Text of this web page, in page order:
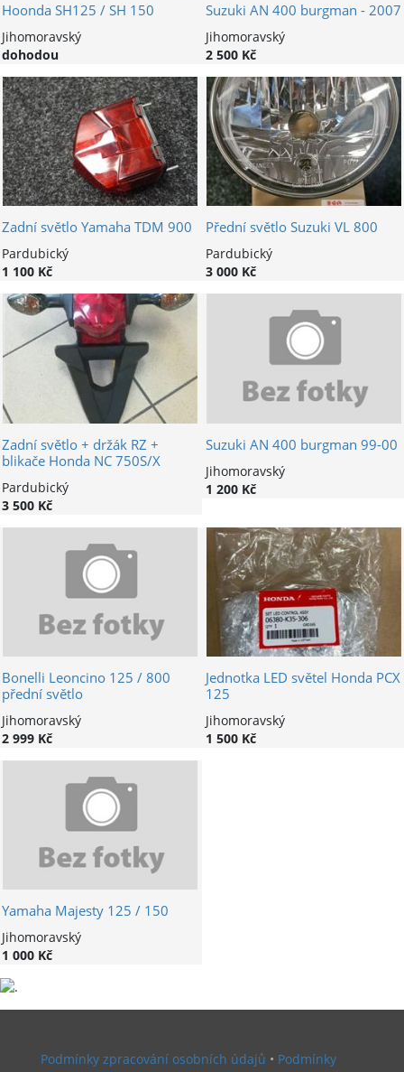
Hoonda SH125 / SH 150
Jihomoravský
dohodou
Suzuki AN 400 burgman - 2007
Jihomoravský
2 500 Kč
Zadní světlo Yamaha TDM 900
Pardubický
1 100 Kč
Přední světlo Suzuki VL 800
Pardubický
3 000 Kč
Zadní světlo + držák RZ +
blikače Honda NC 750S/X
Pardubický
3 500 Kč
Suzuki AN 400 burgman 99-00
Jihomoravský
1 200 Kč
Bonelli Leoncino 125 / 800
přední světlo
Jihomoravský
2 999 Kč
Jednotka LED světel Honda PCX
125
Jihomoravský
1 500 Kč
Yamaha Majesty 125 / 150
Jihomoravský
1 000 Kč
Podmínky zpracování osobních údajů • Podmínky